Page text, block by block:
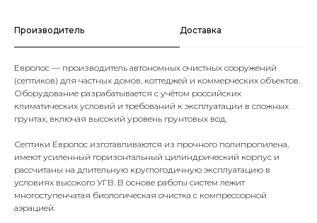
Производитель Доставка
Евролос — производитель автономных очистных сооружений
(септиков) для частных домов, коттеджей и коммерческих объектов.
Оборудование разрабатывается с учётом российских
климатических условий и требований к эксплуатации в сложных
грунтах, включая высокий уровень грунтовых вод.
Септики Евролос изготавливаются из прочного полипропилена,
имеют усиленный горизонтальный цилиндрический корпус и
рассчитаны на длительную круглогодичную эксплуатацию в
условиях высокого УГВ. В основе работы систем лежит
многоступенчатая биологическая очистка с компрессорной
аэрацией.